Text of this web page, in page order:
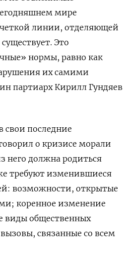
мире
линии, отделяющей
Это
нормы, равно как
их самими
партиарх Кирилл Гундяев
свои последние
о кризисе морали
него должна родиться
требуют изменившиеся
возможности, открытые
коренное изменение
виды общественных
связанные со всем